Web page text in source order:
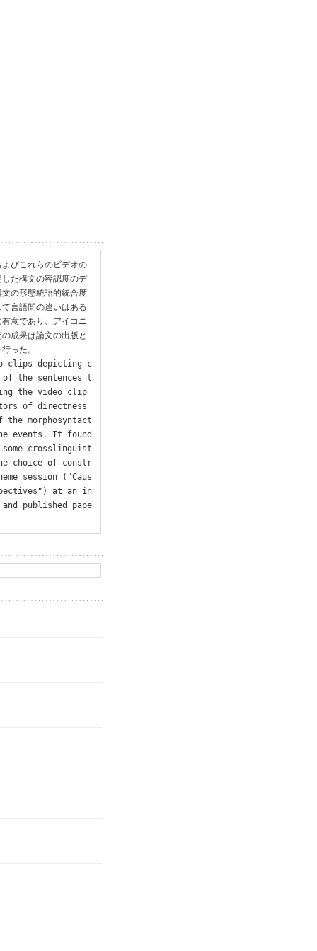
びこれらのビデオの
た構文の容認度のデ
の形態統語的統合度
言語間の違いはある
意であり、アイコニ
成果は論文の出版と
った。
clips depicting c
the sentences t
the video clip
of directness
morphosyntact
events. It found
crosslinguist
choice of constr
session ("Caus
at an in
published pape